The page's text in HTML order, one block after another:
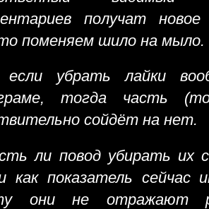
получат
поменяем шило на мыло.
убрать лайки
тогда часть
сойдёт на нет.
ли повод убирать их
как показатель
они не отражают